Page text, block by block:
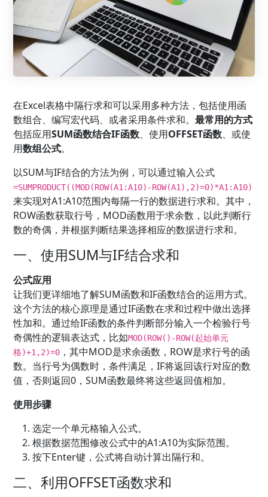
在Excel表格中隔行求和可以采用多种方法，包括使用函
数组合、编写宏代码、或者采用条件求和。最常用的方式
包括应用SUM函数结合IF函数、使用OFFSET函数、或使
用数组公式。
以SUM与IF结合的方法为例，可以通过输入公式
=SUMPRODUCT((MOD(ROW(A1:A10)-ROW(A1),2)=0)*A1:A10)
来实现对A1:A10范围内每隔一行的数据进行求和。其中，
ROW函数获取行号，MOD函数用于求余数，以此判断行
数的奇偶，并根据判断结果选择相应的数据进行求和。
一、使用SUM与IF结合求和
公式应用
让我们更详细地了解SUM函数和IF函数结合的运用方式。
这个方法的核心原理是通过IF函数在求和过程中做出选择
性加和。通过给IF函数的条件判断部分输入一个检验行号
奇偶性的逻辑表达式，比如MOD(ROW()-ROW(起始单元
格)+1,2)=0 ，其中MOD是求余函数，ROW是求行号的函
数。当行号为偶数时，条件满足，IF将返回该行对应的数
值，否则返回0，SUM函数最终将这些返回值相加。
使用步骤
选定一个单元格输入公式。
根据数据范围修改公式中的A1:A10为实际范围。
按下Enter键，公式将自动计算出隔行和。
二、利用OFFSET函数求和